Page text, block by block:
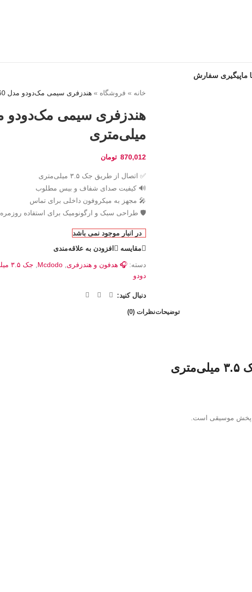
ماپیگیری سفارش
خانه » فروشگاه » هندزفری سیمی مک‌دودو مدل HP-4060 با جک ۳.۵ میلی‌متری
میلی‌متری
870,012 تومان
✅ اتصال از طریق جک ۳.۵ میلی‌متری
🔊 کیفیت صدای شفاف و بیس مطلوب
🎤 مجهز به میکروفون داخلی برای تماس
🛡️ طراحی سبک و ارگونومیک برای استفاده روزمره
در انبار موجود نمی باشد
مقایسه
افزودن به علاقه‌مندی
دسته: 🎧 هدفون و هندزفری Mcdodo جک ۳.۵ میلی‌متری (3.5mm)
دودو
دنبال کنید:
توضیحاتنظرات (0)